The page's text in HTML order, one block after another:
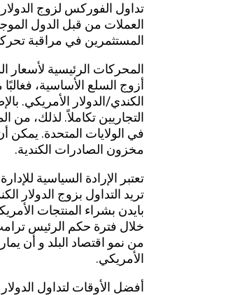
تداول الفوركس لزوج الدولار
العملات من قبل الدول
المستثمرين في مراقبة
المحركات الرئيسية لأسعار
أزوج السلع الأساسية،
الكندي/الدولار الأمريكي.
التجاريين تكاملاً. لذلك، من
في الولايات المتحدة. يمكن
مخزون الصادرات الكندية.
تعتبر الإرادة السياسية
تريد التداول بزوج الدولار
بايدن بشراء المنتجات
خلال فترة حكم الرئيس
من نمو اقتصاد البلد و أن
الأمريكي.
أفضل الأوقات لتداول